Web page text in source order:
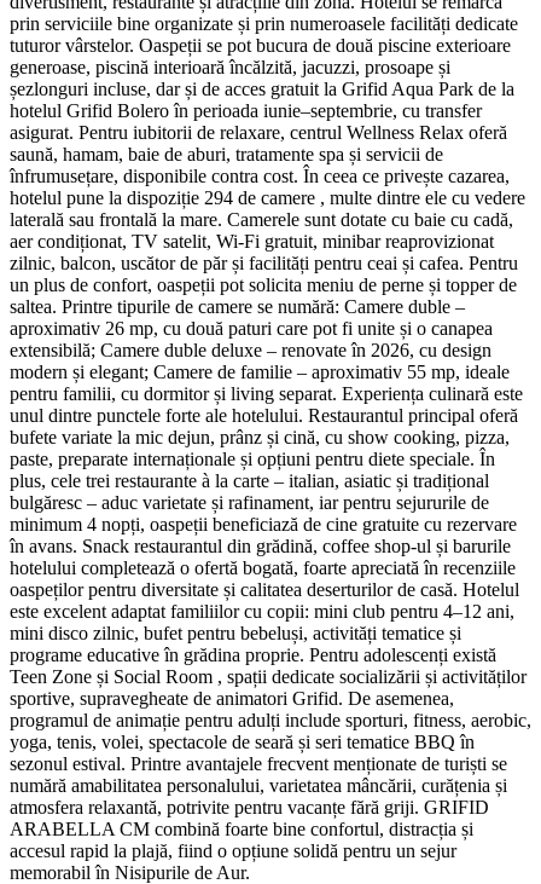
prin serviciile bine organizate și prin numeroasele facilități dedicate
tuturor vârstelor. Oaspeții se pot bucura de două piscine exterioare
generoase, piscină interioară încălzită, jacuzzi, prosoape și
șezlonguri incluse, dar și de acces gratuit la Grifid Aqua Park de la
hotelul Grifid Bolero în perioada iunie–septembrie, cu transfer
asigurat. Pentru iubitorii de relaxare, centrul Wellness Relax oferă
saună, hamam, baie de aburi, tratamente spa și servicii de
înfrumusețare, disponibile contra cost. În ceea ce privește cazarea,
hotelul pune la dispoziție 294 de camere , multe dintre ele cu vedere
laterală sau frontală la mare. Camerele sunt dotate cu baie cu cadă,
aer condiționat, TV satelit, Wi-Fi gratuit, minibar reaprovizionat
zilnic, balcon, uscător de păr și facilități pentru ceai și cafea. Pentru
un plus de confort, oaspeții pot solicita meniu de perne și topper de
saltea. Printre tipurile de camere se numără: Camere duble –
aproximativ 26 mp, cu două paturi care pot fi unite și o canapea
extensibilă; Camere duble deluxe – renovate în 2026, cu design
modern și elegant; Camere de familie – aproximativ 55 mp, ideale
pentru familii, cu dormitor și living separat. Experiența culinară este
unul dintre punctele forte ale hotelului. Restaurantul principal oferă
bufete variate la mic dejun, prânz și cină, cu show cooking, pizza,
paste, preparate internaționale și opțiuni pentru diete speciale. În
plus, cele trei restaurante à la carte – italian, asiatic și tradițional
bulgăresc – aduc varietate și rafinament, iar pentru sejururile de
minimum 4 nopți, oaspeții beneficiază de cine gratuite cu rezervare
în avans. Snack restaurantul din grădină, coffee shop-ul și barurile
hotelului completează o ofertă bogată, foarte apreciată în recenziile
oaspeților pentru diversitate și calitatea deserturilor de casă. Hotelul
este excelent adaptat familiilor cu copii: mini club pentru 4–12 ani,
mini disco zilnic, bufet pentru bebeluși, activități tematice și
programe educative în grădina proprie. Pentru adolescenți există
Teen Zone și Social Room , spații dedicate socializării și activităților
sportive, supravegheate de animatori Grifid. De asemenea,
programul de animație pentru adulți include sporturi, fitness, aerobic,
yoga, tenis, volei, spectacole de seară și seri tematice BBQ în
sezonul estival. Printre avantajele frecvent menționate de turiști se
numără amabilitatea personalului, varietatea mâncării, curățenia și
atmosfera relaxantă, potrivite pentru vacanțe fără griji. GRIFID
ARABELLA CM combină foarte bine confortul, distracția și
accesul rapid la plajă, fiind o opțiune solidă pentru un sejur
memorabil în Nisipurile de Aur.